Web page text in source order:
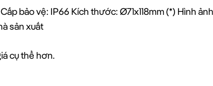
bảo vệ: IP66 Kích thước: Ø71x118mm (*) Hình
sản xuất
cụ thể hơn.